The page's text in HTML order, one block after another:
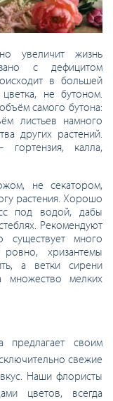
увеличит жизнь
с дефицитом
в большей
не бутоном.
самого бутона:
листьев намного
других растений.
калла,
не секатором,
растения. Хорошо
под водой, дабы
Рекомендуют
много
хризантемы
а ветки сирени
множество мелких
предлагает своим
свежие
Наши флористы
цветов, всегда